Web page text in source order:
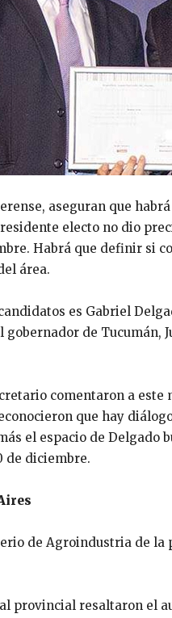
aseguran que
electo no dio
Habrá que definir si
área.
es Gabriel
gobernador de Tucumán,
comentaron a
que hay
el espacio de Delgado
de diciembre.
de Agroindustria de la
provincial resaltaron el